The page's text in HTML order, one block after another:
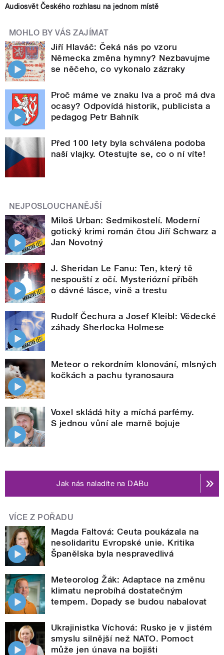
Audiosvět Českého rozhlasu na jednom místě
MOHLO BY VÁS ZAJÍMAT
Jiří Hlaváč: Čeká nás po vzoru
Německa změna hymny? Nezbavujme
se něčeho, co vykonalo zázraky
Proč máme ve znaku lva a proč má dva
ocasy? Odpovídá historik, publicista a
pedagog Petr Bahník
Před 100 lety byla schválena podoba
naší vlajky. Otestujte se, co o ní víte!
NEJPOSLOUCHANĚJŠÍ
Miloš Urban: Sedmikostelí. Moderní
gotický krimi román čtou Jiří Schwarz a
Jan Novotný
J. Sheridan Le Fanu: Ten, který tě
nespouští z očí. Mysteriózní příběh
o dávné lásce, vině a trestu
Rudolf Čechura a Josef Kleibl: Vědecké
záhady Sherlocka Holmese
Meteor o rekordním klonování, mlsných
kočkách a pachu tyranosaura
Voxel skládá hity a míchá parfémy.
S jednou vůní ale marně bojuje
Jak nás naladíte na DABu
VÍCE Z POŘADU
Magda Faltová: Ceuta poukázala na
nesolidaritu Evropské unie. Kritika
Španělska byla nespravedlivá
Meteorolog Žák: Adaptace na změnu
klimatu neprobíhá dostatečným
tempem. Dopady se budou nabalovat
Ukrajinistka Víchová: Rusko je v jistém
smyslu silnější než NATO. Pomoct
může jen únava na bojišti